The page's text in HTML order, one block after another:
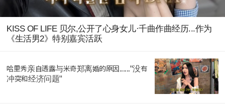
KISS OF LIFE 贝尔,公开了心身女儿·千曲作曲经历...作为
《生活男2》特别嘉宾活跃
哈里秀亲自透露与米奇郑离婚的原因......"没有
冲突和经济问题"